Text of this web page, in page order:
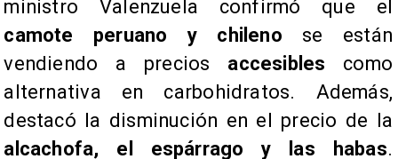
ministro Valenzuela confirmó que el
camote peruano y chileno se están
vendiendo a precios accesibles como
alternativa en carbohidratos. Además,
destacó la disminución en el precio de la
alcachofa, el espárrago y las habas.